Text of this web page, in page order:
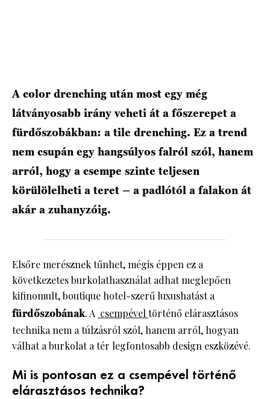
A color drenching után most egy még
látványosabb irány veheti át a főszerepet a
fürdőszobákban: a tile drenching. Ez a trend
nem csupán egy hangsúlyos falról szól, hanem
arról, hogy a csempe szinte teljesen
körülölelheti a teret – a padlótól a falakon át
akár a zuhanyzóig.
Elsőre merésznek tűnhet, mégis éppen ez a
következetes burkolathasználat adhat meglepően
kifinomult, boutique hotel-szerű luxushatást a
fürdőszobának. A csempével történő elárasztásos
technika nem a túlzásról szól, hanem arról, hogyan
válhat a burkolat a tér legfontosabb design eszközévé.
Mi is pontosan ez a csempével történő
elárasztásos technika?